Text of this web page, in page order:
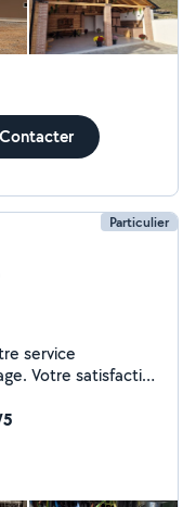
Contacter
Particulier
service
Votre satisfaction